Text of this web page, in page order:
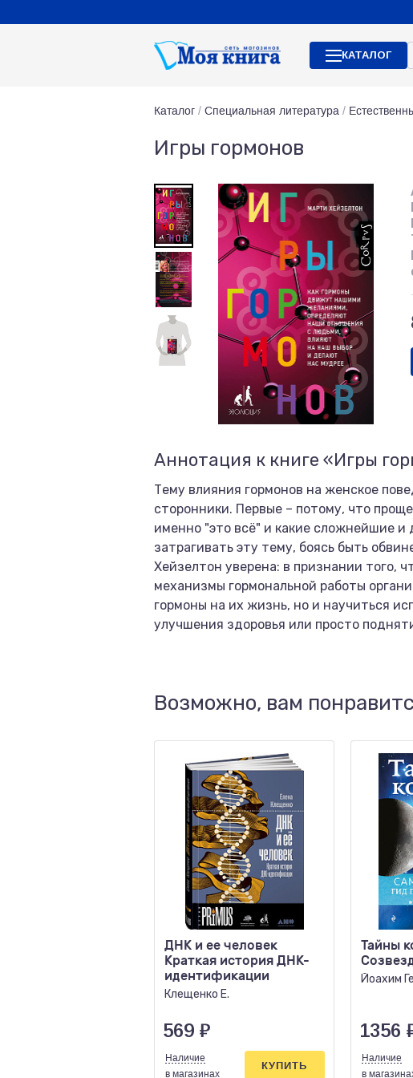
КАТАЛОГ
Каталог / Специальная литература /
Игры гормонов
Аннотация к книге «Игры
Тему влияния гормонов на женское
сторонники. Первые – потому, что
именно "это всё" и какие сложнейшие
затрагивать эту тему, боясь быть
Хейзелтон уверена: в признании того,
механизмы гормональной работы
гормоны на их жизнь, но и научиться
улучшения здоровья или просто
Возможно, вам
ДНК и ее человек
Краткая история ДНК-
идентификации
Клещенко Е.
569 ₽
Наличие
в магазинах
КУПИТЬ
Тайны
Йоахим
1356
Наличие
в